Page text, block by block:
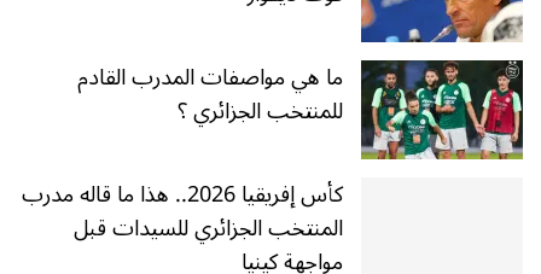
ما هي مواصفات المدرب القادم
للمنتخب الجزائري ؟
كأس إفريقيا 2026.. هذا ما قاله مدرب
المنتخب الجزائري للسيدات قبل
مواجهة كينيا